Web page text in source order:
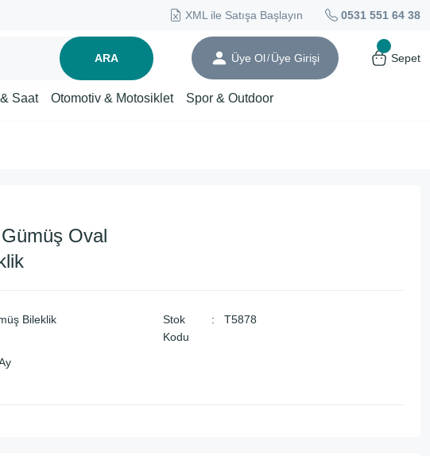
XML ile Satışa Başlayın 0531 551 64 38
ARA Üye Ol/ Üye Girişi Sepet
Saat Otomotiv & Motosiklet Spor & Outdoor
Oval
Bileklik
Stok
Kodu
T5878